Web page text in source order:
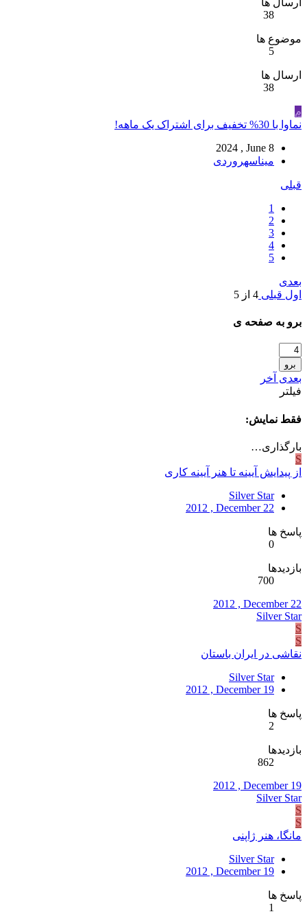
38
موضوع ها
5
ارسال ها
38
م
نماوا با 30% تخفیف برای اشتراک یک ماهه!
2024 , June 8
میناسهروردی
قبلی
1
2
3
4
5
بعدی
اول قبلی 4 از 5
برو به صفحه ی
برو
بعدی آخر
فیلتر
فقط نمایش:
بارگذاری…
S
از پیدایش آیینه تا هنر آیینه کاری
Silver Star
2012 , December 22
پاسخ ها
0
بازدیدها
700
2012 , December 22
Silver Star
S
S
نقاشی در ایران باستان
Silver Star
2012 , December 19
پاسخ ها
2
بازدیدها
862
2012 , December 19
Silver Star
S
S
مانگا، هنر ژاپنی
Silver Star
2012 , December 19
پاسخ ها
1